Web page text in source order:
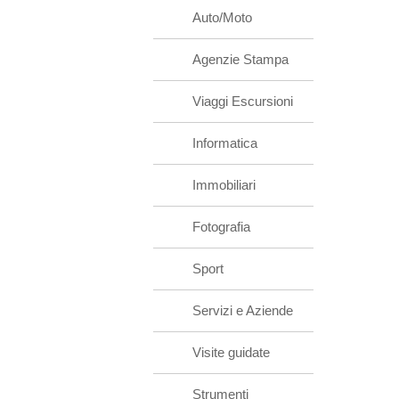
Auto/Moto
Agenzie Stampa
Viaggi Escursioni
Informatica
Immobiliari
Fotografia
Sport
Servizi e Aziende
Visite guidate
Strumenti